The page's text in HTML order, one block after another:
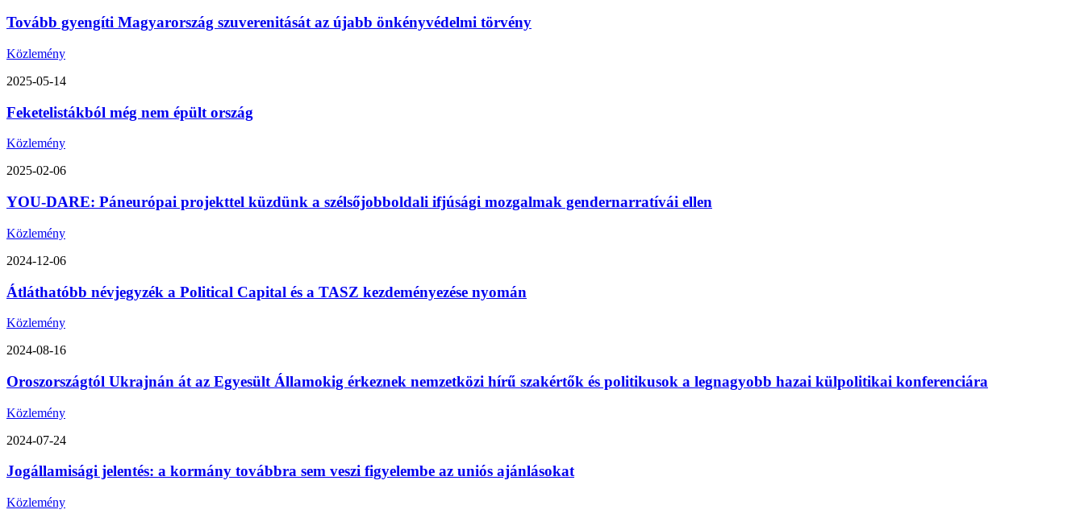
Tovább gyengíti Magyarország szuverenitását az újabb önkényvédelmi törvény
Közlemény
2025-05-14
Feketelistákból még nem épült ország
Közlemény
2025-02-06
YOU-DARE: Páneurópai projekttel küzdünk a szélsőjobboldali ifjúsági mozgalmak gendernarratívái ellen
Közlemény
2024-12-06
Átláthatóbb névjegyzék a Political Capital és a TASZ kezdeményezése nyomán
Közlemény
2024-08-16
Oroszországtól Ukrajnán át az Egyesült Államokig érkeznek nemzetközi hírű szakértők és politikusok a legnagyobb hazai külpolitikai konferenciára
Közlemény
2024-07-24
Jogállamisági jelentés: a kormány továbbra sem veszi figyelembe az uniós ajánlásokat
Közlemény